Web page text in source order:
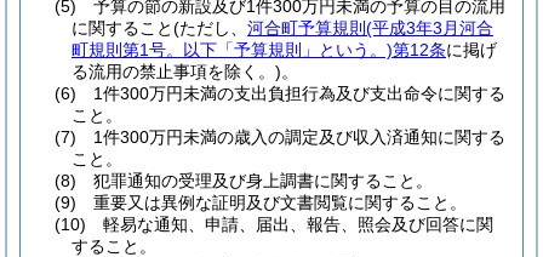
(5)
予算の節の新設及び1件300万円未満の予算の目の流用
に関すること(ただし、 河合町予算規則 (平成3年3月河合
町規則第1号。以下「予算規則」という。)第12条に掲げ
る流用の禁止事項を除く。)。
(6)
1件300万円未満の支出負担行為及び支出命令に関する
こと。
(7)
1件300万円未満の歳入の調定及び収入済通知に関する
こと。
(8)
犯罪通知の受理及び身上調書に関すること。
(9)
重要又は異例な証明及び文書閲覧に関すること。
(10)
軽易な通知、申請、届出、報告、照会及び回答に関
すること。